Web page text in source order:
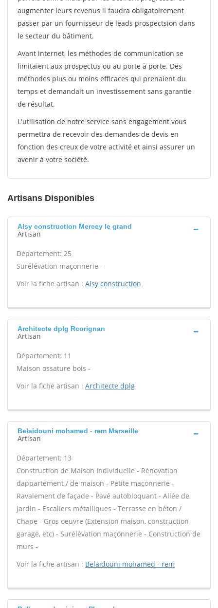
augmenter leurs revenus il faudra obligatoirement
passer par un fournisseur de leads prospectsion dans
le secteur du bâtiment.
Avant internet, les méthodes de communication se
limitaient aux prospectus ou au porte à porte. Des
méthodes plus ou moins efficaces qui prenaient du
temps et demandait un investissement sans garantie
de résultat.
L'utilisation de notre service sans engagement vous
permettra de recevoir des demandes de devis en
fonction des creux de votre activité et ainsi assurer un
avenir à votre société.
Artisans Disponibles
Alsy construction Mercey le grand
Artisan
Département: 25
Surélévation maçonnerie -
Voir la fiche artisan : Alsy construction
Architecte dplg Rcorignan
Artisan
Département: 11
Maison ossature bois -
Voir la fiche artisan : Architecte dplg
Belaidouni mohamed - rem Marseille
Artisan
Département: 13
Construction de Maison Individuelle - Rénovation
dappartement / de maison - Petite maçonnerie -
Ravalement de façade - Pavé autobloquant - Allée de
jardin - Escaliers métalliques - Terrasse en béton /
Chape - Gros oeuvre (Extension maison, construction
garage, etc) - Surélévation maçonnerie - Construction de
murs -
Voir la fiche artisan : Belaidouni mohamed - rem